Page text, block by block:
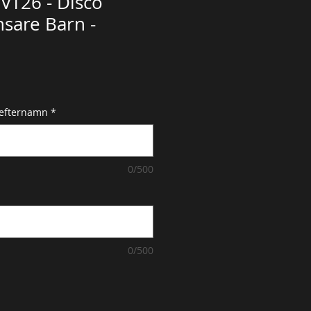
Barn -
*
0/500
0/500